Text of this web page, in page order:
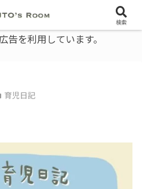
役立つ色と暮らし、健康のこと。
を利用しています。
育児日記
検索